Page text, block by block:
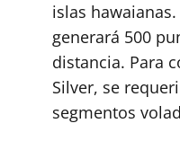
islas
generará 500
distancia. Para
Silver, se
segmentos